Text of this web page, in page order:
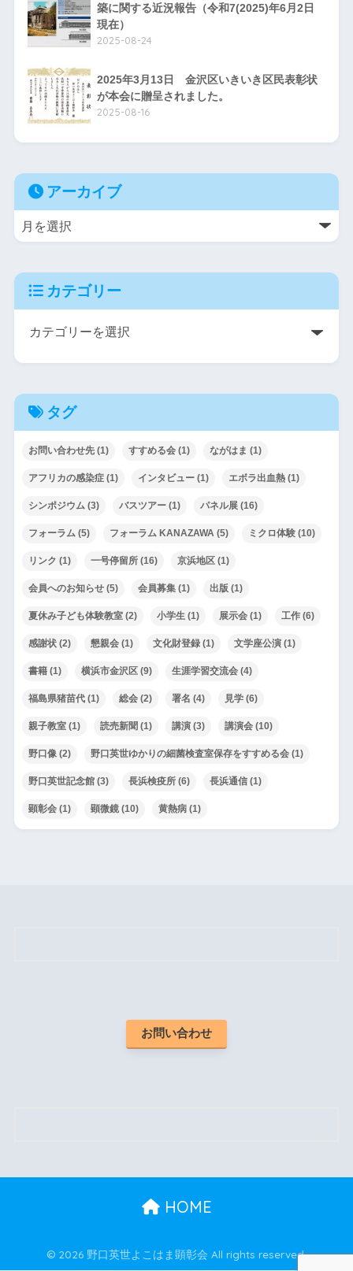
築に関する近況報告（令和7(2025)年6月2日
現在）
2025-08-24
2025年3月13日 金沢区いきいき区民表彰状
が本会に贈呈されました。
2025-08-16
アーカイブ
カテゴリー
タグ
お問い合わせ先(1) すすめる会(1) ながはま (1)
アフリカの感染症(1) インタビュー(1) エボラ出血熱(1)
シンポジウム(3) バスツアー(1) パネル展(16)
フォーラム(5) フォーラム KANAZAWA(5) ミクロ体験(10)
リンク (1) 一号停留所(16) 京浜地区(1)
会員へのお知らせ(5) 会員募集(1) 出版 (1)
夏休み子ども体験教室(2) 小学生(1) 展示会(1) 工作(6)
感謝状(2) 懇親会(1) 文化財登録(1) 文学座公演(1)
書籍(1) 横浜市金沢区(9) 生涯学習交流会(4)
福島県猪苗代(1) 総会(2) 署名 (4) 見学(6)
親子教室(1) 読売新聞 (1) 講演(3) 講演会(10)
野口像(2) 野口英世ゆかりの細菌検査室保存をすすめる会(1)
野口英世記念館(3) 長浜検疫所(6) 長浜通信(1)
顕彰会(1) 顕微鏡(10) 黄熱病(1)
お問い合わせ
HOME
© 2026 野口英世よこはま顕彰会 All rights reserved.